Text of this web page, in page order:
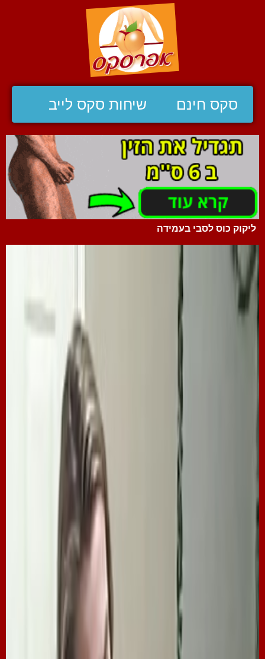
סקס חינם שיחות סקס לייב
ליקוק כוס לסבי בעמידה